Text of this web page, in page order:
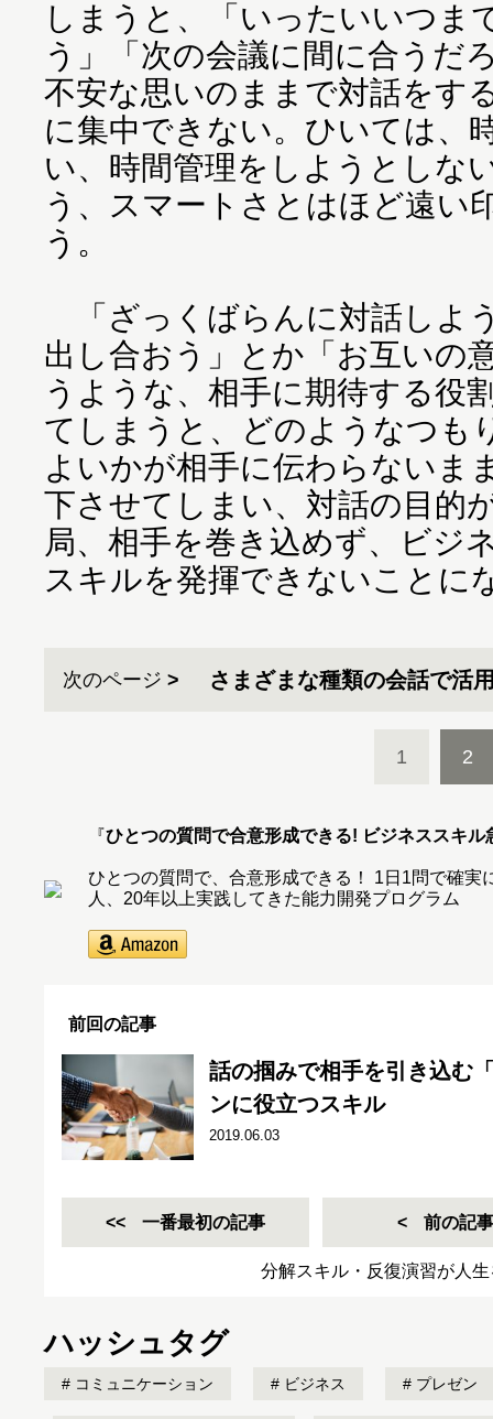
しまうと、「いったいいつま
う」「次の会議に間に合うだ
不安な思いのままで対話をす
に集中できない。ひいては、
い、時間管理をしようとしな
う、スマートさとはほど遠い
う。
「ざっくばらんに対話しよ
出し合おう」とか「お互いの
うような、相手に期待する役
てしまうと、どのようなつも
よいかが相手に伝わらないま
下させてしまい、対話の目的
局、相手を巻き込めず、ビジ
スキルを発揮できないことに
次のページ さまざまな種類の会話で活
1 2
『ひとつの質問で合意形成できる! ビジネススキル
ひとつの質問で、合意形成できる！ 1日1問で確実
人、20年以上実践してきた能力開発プログラム
前回の記事
話の掴みで相手を引き込む
ンに役立つスキル
2019.06.03
一番最初の記事 前の記事
分解スキル・反復演習が人
ハッシュタグ
コミュニケーション ビジネス プレゼン